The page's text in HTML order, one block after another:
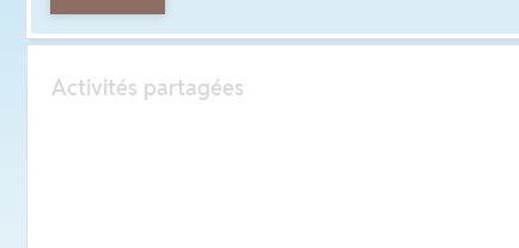
Activités partagées